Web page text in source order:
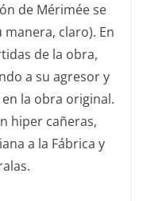
de Mérimée se
claro). En
de la obra,
a su agresor y
la obra original.
hiper cañeras,
a la Fábrica y